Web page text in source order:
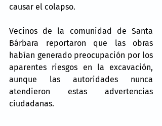
causar el colapso.
Vecinos de la comunidad de Santa
Bárbara reportaron que las obras
habían generado preocupación por los
aparentes riesgos en la excavación,
aunque las autoridades nunca
atendieron estas advertencias
ciudadanas.